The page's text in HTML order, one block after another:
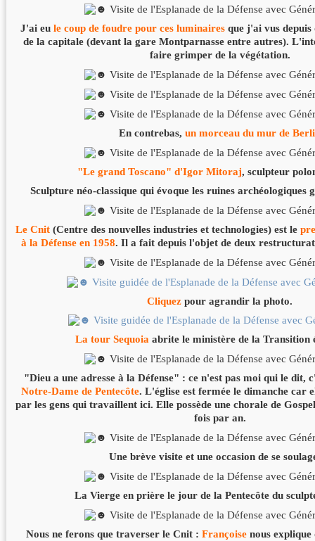
J'ai eule coup de foudre pour ces luminaires que j'ai vus
de la capitale (devant la gare Montparnasse entre autres).
faire grimper de la végétation.
En contrebas,un morceau du mur de
"Le grand Toscano" d'Igor Mitoraj, sculpteur
Sculpture néo-classique qui évoque les ruines archéologiques
Le Cnit (Centre des nouvelles industries et technologies) est le
à la Défense en 1958. Il a fait depuis l'objet de deux
Cliquez pour agrandir la photo.
La tour Sequoia abrite le ministère de la Transition
"Dieu a une adresse à la Défense" : ce n'est pas moi qui le dit,
Notre-Dame de Pentecôte. L'église est fermée le dimanche car
par les gens qui travaillent ici. Elle possède une chorale de
fois par an.
Une brève visite et une occasion de se
La Vierge en prière le jour de la Pentecôte du
Nous ne ferons que traverser le Cnit :Françoise nous